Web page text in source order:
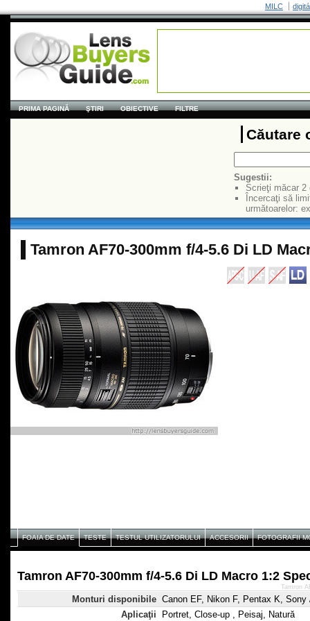
MILC
PRIMA PAGINĂ ŞTIRI OBIECTIVE FILTRE
Căutare
Sugestii:
Scrieţi măcar 2
Încercaţi să
următoarelor:
Tamron AF70-300mm f/4-5.6 Di LD
FOAIA DE DATE TESTE TESTUL UTILIZATORULUI ACCESORII FOTOGRAFII
Tamron AF70-300mm f/4-5.6 Di LD Macro 1:2
Monturi disponibile Canon EF, Nikon F, Pentax K, Sony
Aplicaţii
Portret, Close-up , Peisaj, Natură
Tamron